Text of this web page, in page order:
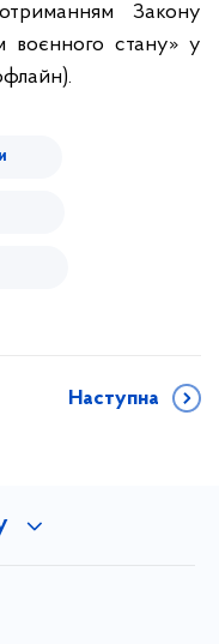
Закону
воєнного стану» у
Наступна